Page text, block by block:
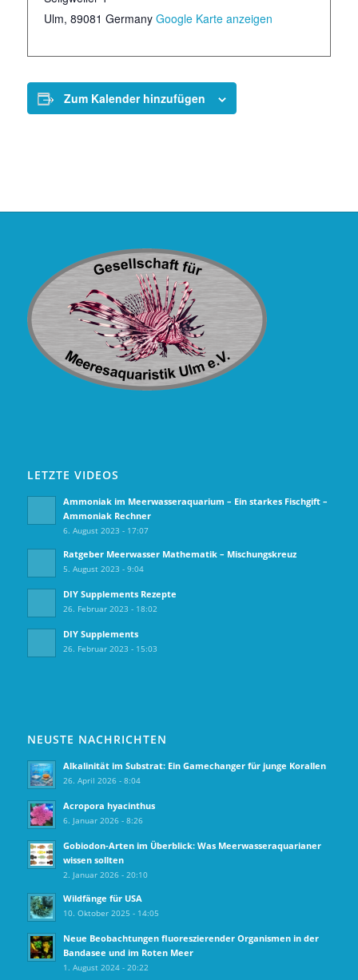
Ulm, 89081 Germany Google Karte anzeigen
Zum Kalender hinzufügen
LETZTE VIDEOS
Ammoniak im Meerwasseraquarium – Ein starkes Fischgift –
Ammoniak Rechner
6. August 2023 - 17:07
Ratgeber Meerwasser Mathematik – Mischungskreuz
5. August 2023 - 9:04
DIY Supplements Rezepte
26. Februar 2023 - 18:02
DIY Supplements
26. Februar 2023 - 15:03
NEUSTE NACHRICHTEN
Alkalinität im Substrat: Ein Gamechanger für junge Korallen
26. April 2026 - 8:04
Acropora hyacinthus
6. Januar 2026 - 8:26
Gobiodon‑Arten im Überblick: Was Meerwasseraquarianer
wissen sollten
2. Januar 2026 - 20:10
Wildfänge für USA
10. Oktober 2025 - 14:05
Neue Beobachtungen fluoreszierender Organismen in der
Bandasee und im Roten Meer
1. August 2024 - 20:22